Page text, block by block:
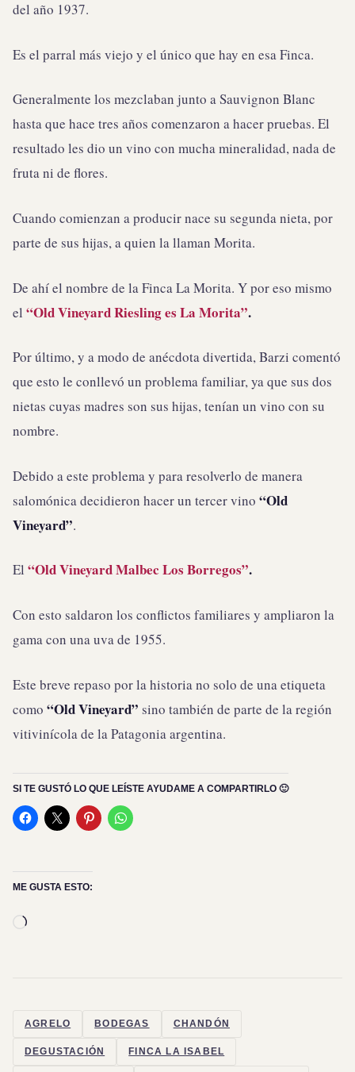
del año 1937.
Es el parral más viejo y el único que hay en esa Finca.
Generalmente los mezclaban junto a Sauvignon Blanc
hasta que hace tres años comenzaron a hacer pruebas. El
resultado les dio un vino con mucha mineralidad, nada de
fruta ni de flores.
Cuando comienzan a producir nace su segunda nieta, por
parte de sus hijas, a quien la llaman Morita.
De ahí el nombre de la Finca La Morita. Y por eso mismo
el “Old Vineyard Riesling es La Morita”.
Por último, y a modo de anécdota divertida, Barzi comentó
que esto le conllevó un problema familiar, ya que sus dos
nietas cuyas madres son sus hijas, tenían un vino con su
nombre.
Debido a este problema y para resolverlo de manera
salomónica decidieron hacer un tercer vino “Old
Vineyard”.
El “Old Vineyard Malbec Los Borregos”.
Con esto saldaron los conflictos familiares y ampliaron la
gama con una uva de 1955.
Este breve repaso por la historia no solo de una etiqueta
como “Old Vineyard” sino también de parte de la región
vitivinícola de la Patagonia argentina.
SI TE GUSTÓ LO QUE LEÍSTE AYUDAME A COMPARTIRLO 🙂
ME GUSTA ESTO:
Cargando...
AGRELO BODEGAS CHANDÓN
DEGUSTACIÓN FINCA LA ISABEL